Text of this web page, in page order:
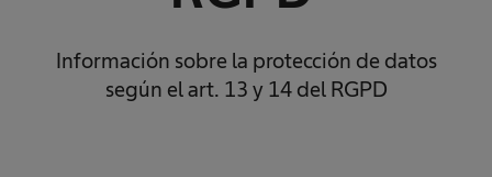
Información sobre la protección de datos
según el art. 13 y 14 del RGPD